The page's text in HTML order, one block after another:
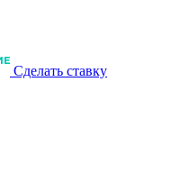
Сделать ставку